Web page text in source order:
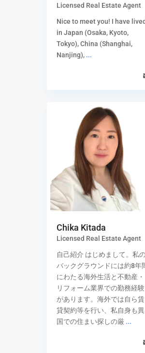
Licensed Real Estate Agent
Nice to meet you! I have
in Japan (Osaka, Kyoto,
Tokyo), China (Shanghai,
Nanjing), ...
Chika Kitada
Licensed Real Estate Agent
自己紹介 はじめまして。私
バックグラウンドには約8年
にわたる海外生活と不動産・
リフォーム業界での勤務経験
があります。海外では自ら賃
貸契約等を行い、私自身も異
国での住まい探しの厳 ...